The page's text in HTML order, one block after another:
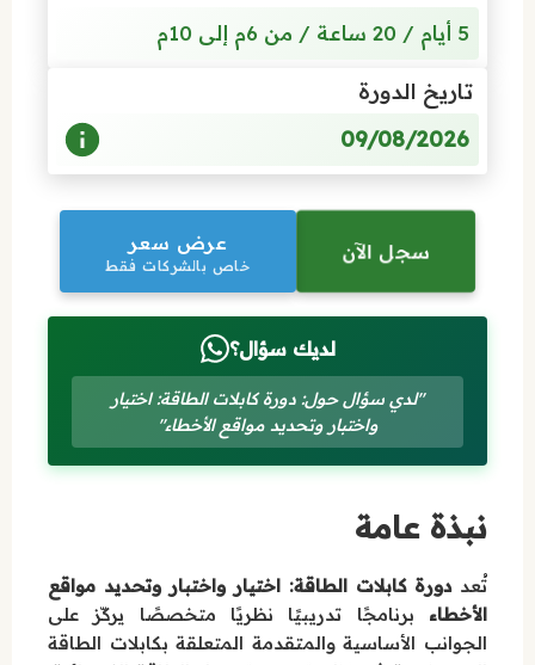
5 أيام / 20 ساعة / من 6م إلى 10م
تاريخ الدورة
09/08/2026
سجل الآن عرض سعر
خاص بالشركات فقط
لديك سؤال؟
"لدي سؤال حول: دورة كابلات الطاقة: اختيار
واختبار وتحديد مواقع الأخطاء"
نبذة عامة
تُعددورة كابلات الطاقة: اختيار واختبار وتحديد مواقع
الأخطاء برنامجًا تدريبيًا نظريًا متخصصًا يركّز على
الجوانب الأساسية والمتقدمة المتعلقة بكابلات الطاقة